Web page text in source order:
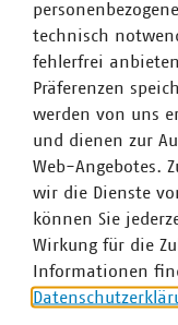
20.04.2026
PDF Download
Dossiers zum
MEHR ZU DOSSIERS
ALLE DOSSIERS
technisch
fehlerfrei
Präferenzen
werden von uns
und dienen zur
Web-Angebotes.
wir die Dienste
können Sie
Wirkung für die
Informationen